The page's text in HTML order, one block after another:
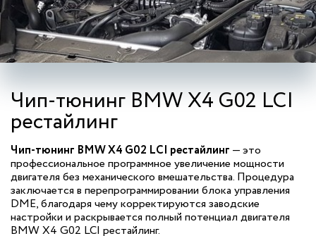
Чип-тюнинг BMW X4 G02 LCI
рестайлинг
Чип-тюнинг BMW X4 G02 LCI рестайлинг — это
профессиональное программное увеличение мощности
двигателя без механического вмешательства. Процедура
заключается в перепрограммировании блока управления
DME, благодаря чему корректируются заводские
настройки и раскрывается полный потенциал двигателя
BMW X4 G02 LCI рестайлинг.